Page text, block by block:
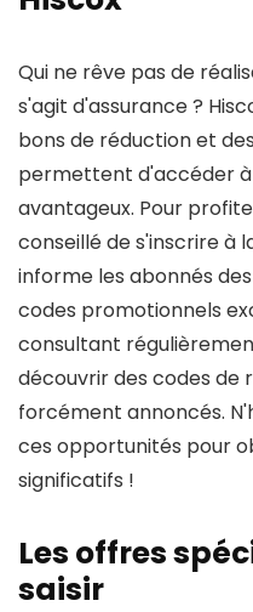
Qui ne rêve pas de
s'agit d'assurance ?
bons de réduction et
permettent d'accéder
avantageux. Pour
conseillé de s'inscrire à
informe les abonnés
codes promotionnels
consultant
découvrir des codes de
forcément annoncés.
ces opportunités pour
significatifs !
Les offres
saisir